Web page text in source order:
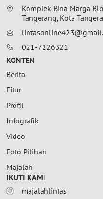
Komplek Bina Marga
Tangerang, Kota
021-7226321
KONTEN
Berita
Fitur
Profil
Infografik
Video
Foto Pilihan
Majalah
IKUTI KAMI
majalahlintas